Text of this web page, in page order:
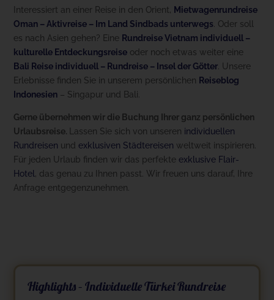
Interessiert an einer Reise in den Orient, Mietwagenrundreise
Oman – Aktivreise – Im Land Sindbads unterwegs . Oder soll
es nach Asien gehen? Eine Rundreise Vietnam individuell –
kulturelle Entdeckungsreise oder noch etwas weiter eine
Bali Reise individuell – Rundreise – Insel derGötter . Unsere
Erlebnisse finden Sie in unserem persönlichen Reiseblog
Indonesien – Singapur und Bali.
Gerne übernehmen wir die Buchung Ihrer ganz persönlichen
Urlaubsreise.
Lassen Sie sich von unseren individuellen
Rundreisen und exklusiven Städtereisen weltweit inspirieren.
Für jeden Urlaub finden wir das perfekte exklusive Flair-
Hotel , das genau zu Ihnen passt. Wir freuen uns darauf, Ihre
Anfrage entgegenzunehmen.
Highlights – Individuelle Türkei Rundreise